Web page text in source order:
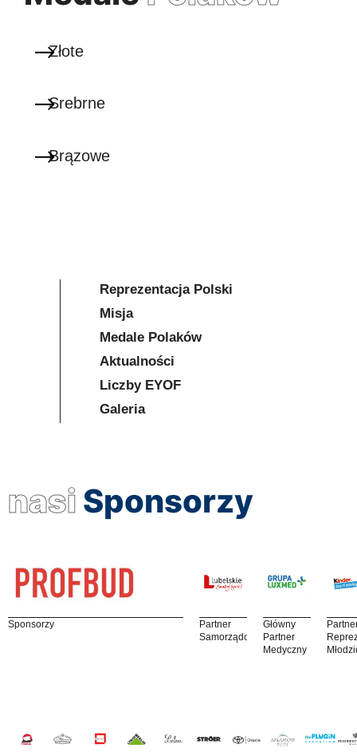
Złote
Srebrne
Brązowe
Reprezentacja Polski
Misja
Medale Polaków
Aktualności
Liczby EYOF
Galeria
nasi Sponsorzy
Sponsorzy
Partner
Samorządowy
Główny
Partner
Medyczny